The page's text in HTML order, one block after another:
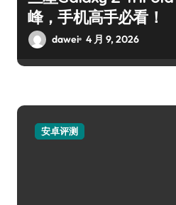
峰，手机高手必看！
dawei 4 月 9, 2026
安卓评测